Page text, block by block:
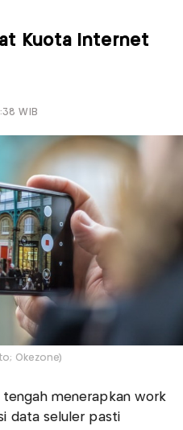
Kuota Internet
WIB
Okezone)
tengah menerapkan work
data seluler pasti